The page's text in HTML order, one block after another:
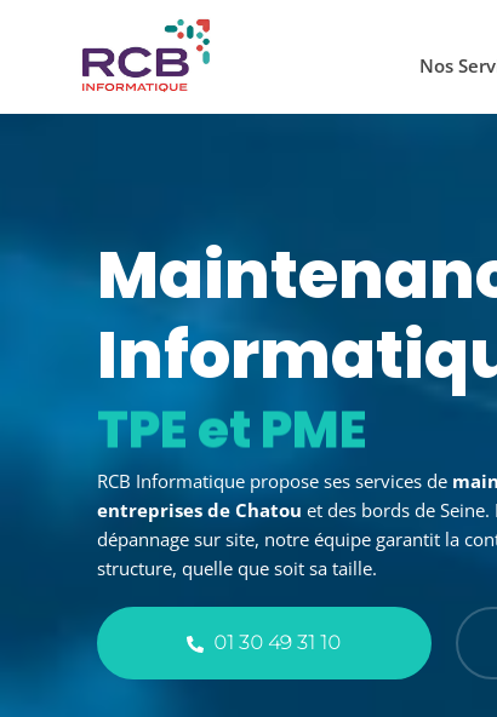
Nos
à Chatou
RCB Informatique propose ses services de
entreprises de Chatou et des bords de
dépannage sur site, notre équipe garantit la
structure, quelle que soit sa taille.
01 30 49 31 10